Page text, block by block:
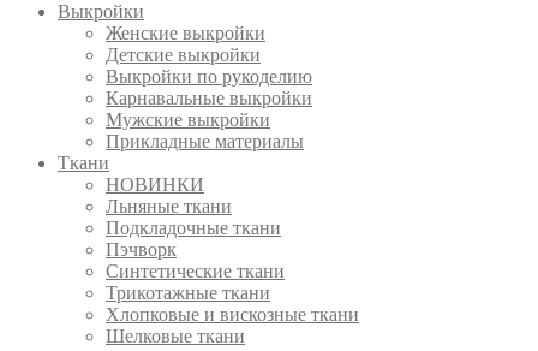
Выкройки
Женские выкройки
Детские выкройки
Выкройки по рукоделию
Карнавальные выкройки
Мужские выкройки
Прикладные материалы
Ткани
НОВИНКИ
Льняные ткани
Подкладочные ткани
Пэчворк
Синтетические ткани
Трикотажные ткани
Хлопковые и вискозные ткани
Шелковые ткани